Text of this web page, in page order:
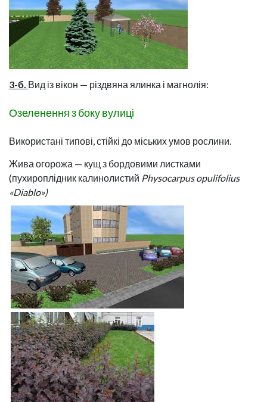
3-б. Вид із вікон — різдвяна ялинка і магнолія:
Озеленення з боку вулиці
Використані типові, стійкі до міських умов рослини.
Жива огорожа — кущ з бордовими листками
(пухироплідник калинолистий Physocarpus opulifolius
«Diablo»)